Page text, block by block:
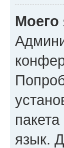
Моего
язык.